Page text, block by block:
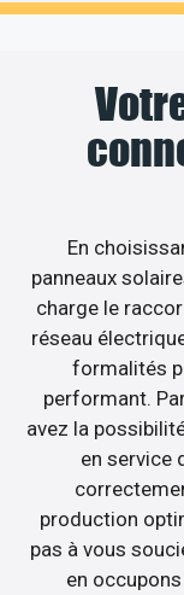
En
panneaux
charge le
réseau
formalités
performant.
avez la
en service
production
pas à vous
en